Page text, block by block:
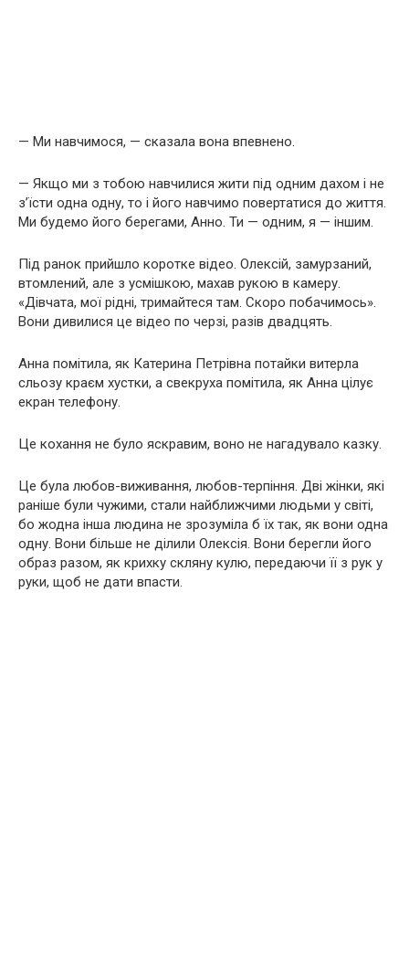
— Ми навчимося, — сказала вона впевнено.
— Якщо ми з тобою навчилися жити під одним дахом і не
з’їсти одна одну, то і його навчимо повертатися до життя.
Ми будемо його берегами, Анно. Ти — одним, я — іншим.
Під ранок прийшло коротке відео. Олексій, замурзаний,
втомлений, але з усмішкою, махав рукою в камеру.
«Дівчата, мої рідні, тримайтеся там. Скоро побачимось».
Вони дивилися це відео по черзі, разів двадцять.
Анна помітила, як Катерина Петрівна потайки витерла
сльозу краєм хустки, а свекруха помітила, як Анна цілує
екран телефону.
Це кохання не було яскравим, воно не нагадувало казку.
Це була любов-виживання, любов-терпіння. Дві жінки, які
раніше були чужими, стали найближчими людьми у світі,
бо жодна інша людина не зрозуміла б їх так, як вони одна
одну. Вони більше не ділили Олексія. Вони берегли його
образ разом, як крихку скляну кулю, передаючи її з рук у
руки, щоб не дати впасти.